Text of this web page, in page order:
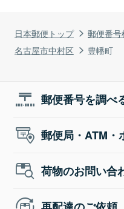
日本郵便トップ 郵便番
名古屋市中村区
豊幡町
郵便番号を調べ
郵便局・ATM・
荷物のお問い合